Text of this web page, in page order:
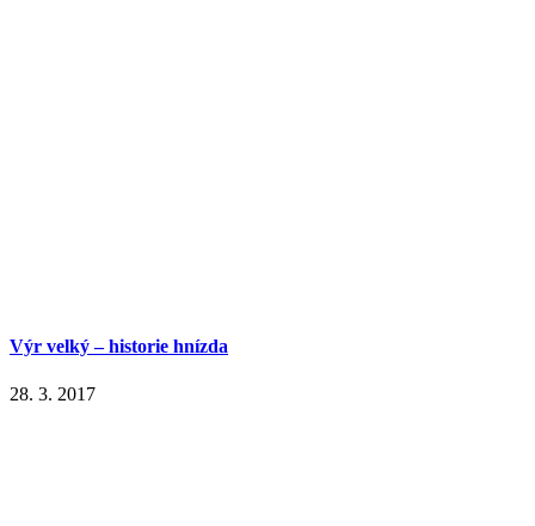
Výr velký – historie hnízda
28. 3. 2017